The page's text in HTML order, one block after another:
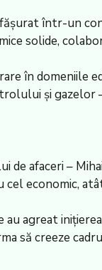
într-un
solide,
în domeniile
și gazelor
de afaceri –
cel economic,
agreat
să creeze